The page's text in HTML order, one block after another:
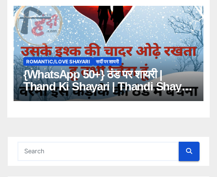
ROMANTIC/LOVE SHAYARI सर्दी पर शायरी
{WhatsApp 50+} ठंड पर शायरी |
Thand Ki Shayari | Thandi Shayari
in Hindi